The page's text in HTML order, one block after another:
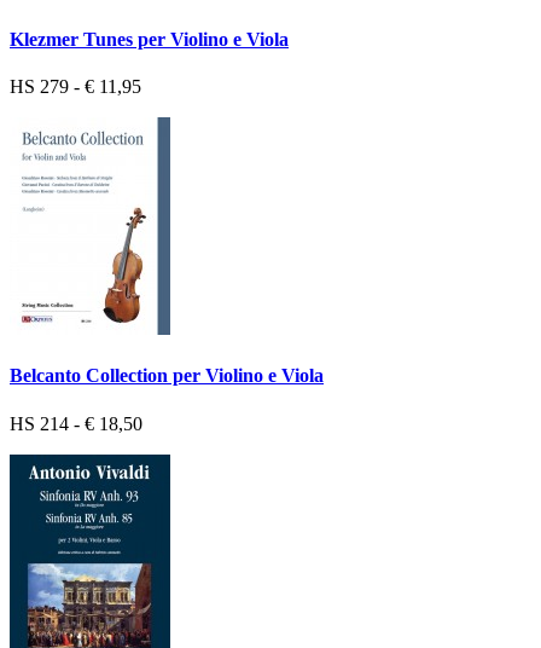
Klezmer Tunes per Violino e Viola
HS 279 - € 11,95
Belcanto Collection per Violino e Viola
HS 214 - € 18,50